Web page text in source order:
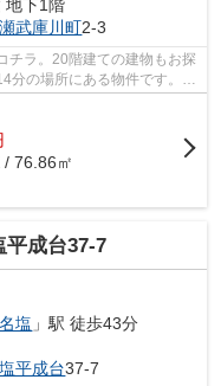
地下1階
武庫川町2-3
チラ。20階建ての建物もお探
分の場所にある物件です。住
76.86㎡
平成台37-7
塩 」駅 徒歩43分
平成台37-7